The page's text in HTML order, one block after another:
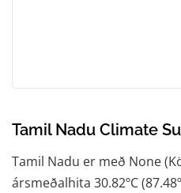
Tamil Nadu Climate
Tamil Nadu er með None
ársmeðalhita 30.82ºC